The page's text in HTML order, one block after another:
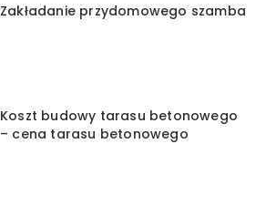
Zakładanie przydomowego szamba
Koszt budowy tarasu betonowego
– cena tarasu betonowego